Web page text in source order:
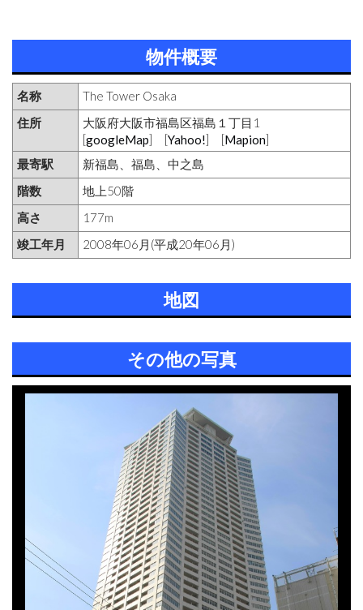
物件概要
名称
The Tower Osaka
住所
大阪府大阪市福島区福島１丁目1
[googleMap] [Yahoo!] [Mapion]
最寄駅
新福島、福島、中之島
階数
地上50階
高さ
177m
竣工年月
2008年06月(平成20年06月)
地図
その他の写真